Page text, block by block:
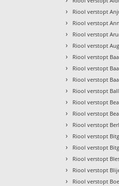
› Riool verstopt
› Riool verstopt
› Riool verstopt
› Riool verstopt
› Riool verstopt
› Riool verstopt
› Riool verstopt
› Riool verstopt
› Riool verstopt
› Riool verstopt
› Riool verstopt
› Riool verstopt
› Riool verstopt
› Riool verstopt
› Riool verstopt
› Riool verstopt